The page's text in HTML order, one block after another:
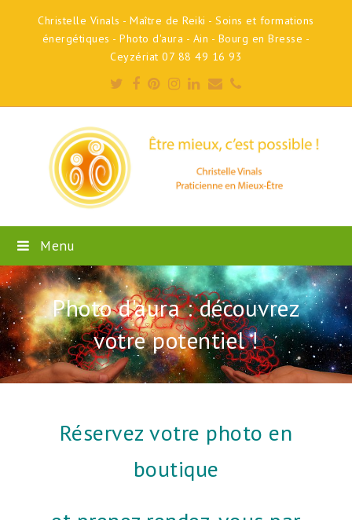
Christelle Vinals - Maître de Reiki - Soins et formations
énergétiques - Photo d'aura - Ain - Bourg en Bresse -
Ceyzériat 07 88 49 16 93
Twitter
Facebook
Pinterest
Instagram
LinkedIn
EmailPhone
Menu
Photo d'aura : découvrez
votre potentiel !
Réservez votre photo en
boutique